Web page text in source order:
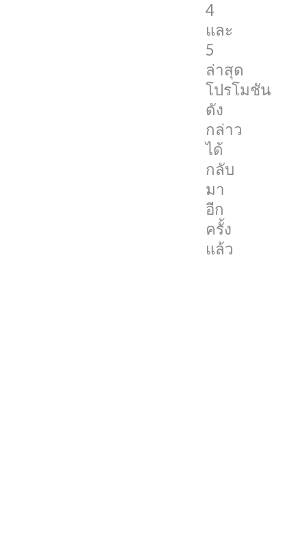
4
และ
5
ล่าสุด
โปรโมชัน
ดัง
กล่าว
ได้
กลับ
มา
อีก
ครั้ง
แล้ว
3
เดือน
จะ
เปิด
ให้
ผู้
ใช้
งาน
รับ
ได้
จนถึง
วัน
ที่